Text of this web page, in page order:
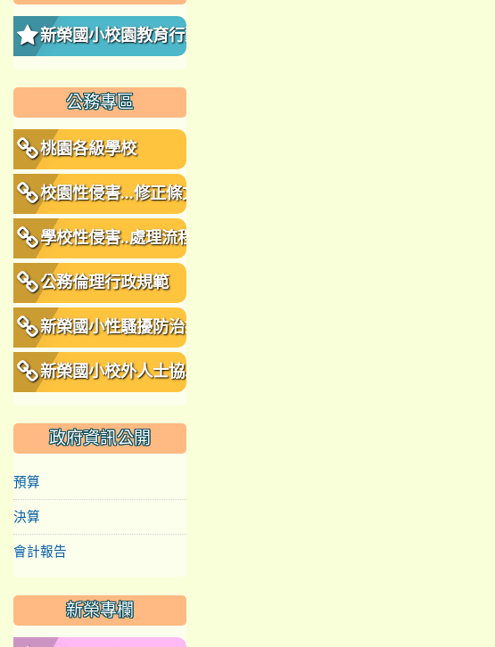
新榮國小校園教育行動
公務專區
桃園各級學校
校園性侵害...修正條文
學校性侵害..處理流程
公務倫理行政規範
新榮國小性騷擾防治措
施、申訴及懲戒規範
新榮國小校外人士協助
政府資訊公開
預算
決算
會計報告
新榮專欄